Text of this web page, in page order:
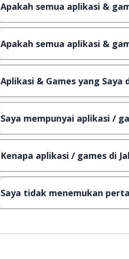
Apakah semua aplikasi &
Ya, JalanTikus hanya
Apakah semua aplikasi &
Ya, JalanTikus selalu melakukan
Aplikasi & Games yang
Meskipun dibagikan secara
Saya mempunyai aplikasi /
Tentu saja bisa. Silahkan kirim
Kenapa aplikasi / games di
Demi menjaga kualitas aplikasi
Saya tidak menemukan
Kami dengan senang hati